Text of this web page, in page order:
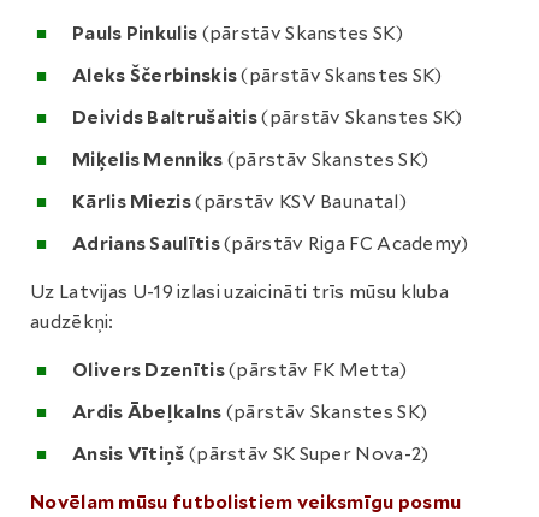
Pauls Pinkulis (pārstāv Skanstes SK)
Aleks Ščerbinskis(pārstāv Skanstes SK)
Deivids Baltrušaitis(pārstāv Skanstes SK)
Miķelis Menniks (pārstāv Skanstes SK)
Kārlis Miezis(pārstāv KSV Baunatal)
Adrians Saulītis(pārstāv Riga FC Academy)
Uz Latvijas U-19 izlasi uzaicināti trīs mūsu kluba
audzēkņi:
Olivers Dzenītis(pārstāv FK Metta)
Ardis Ābeļkalns (pārstāv Skanstes SK)
Ansis Vītiņš (pārstāv SK Super Nova-2)
Novēlam mūsu futbolistiem veiksmīgu posmu